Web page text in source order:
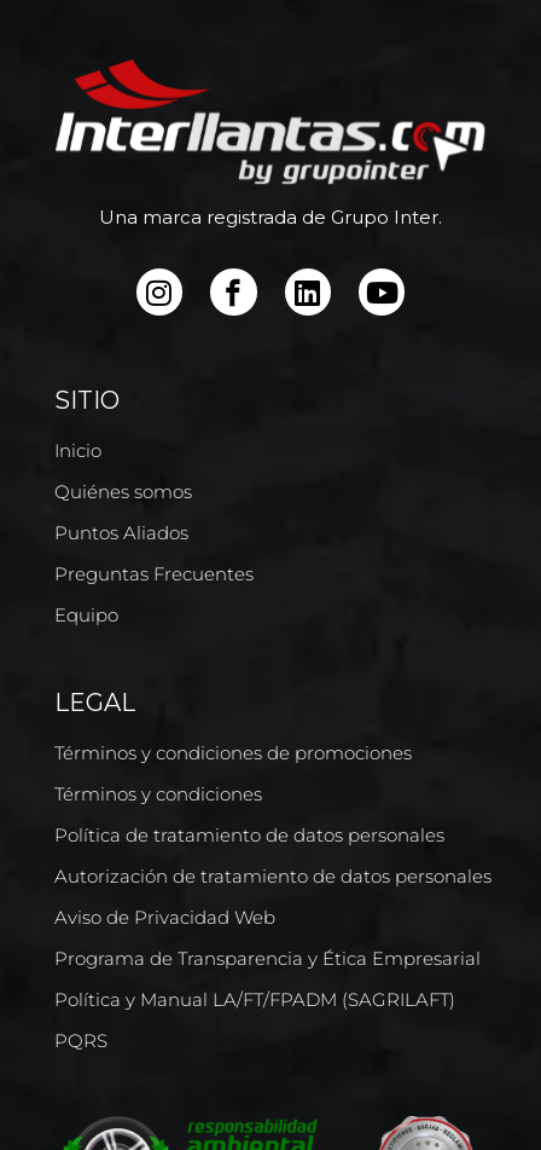
Una marca registrada de Grupo Inter.
SITIO
Inicio
Quiénes somos
Puntos Aliados
Preguntas Frecuentes
Equipo
LEGAL
Términos y condiciones de promociones
Términos y condiciones
Política de tratamiento de datos personales
Autorización de tratamiento de datos personales
Aviso de Privacidad Web
Programa de Transparencia y Ética Empresarial
Política y Manual LA/FT/FPADM (SAGRILAFT)
PQRS